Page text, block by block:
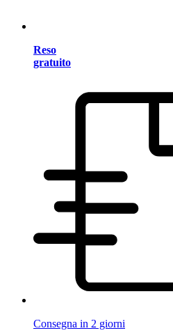
Reso
gratuito
Consegna in 2 giorni